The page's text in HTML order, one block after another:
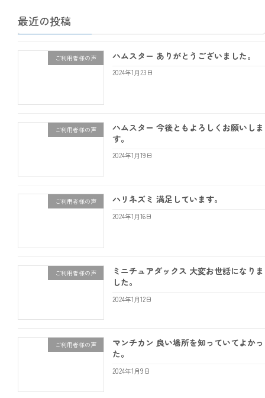
最近の投稿
ご利用者様の声 ハムスター ありがとうございました。
2024年1月23日
ご利用者様の声
ハムスター 今後ともよろしくお願いしま
す。
2024年1月19日
ご利用者様の声 ハリネズミ 満足しています。
2024年1月16日
ご利用者様の声
ミニチュアダックス 大変お世話になりま
した。
2024年1月12日
ご利用者様の声
マンチカン 良い場所を知っていてよかっ
た。
2024年1月9日